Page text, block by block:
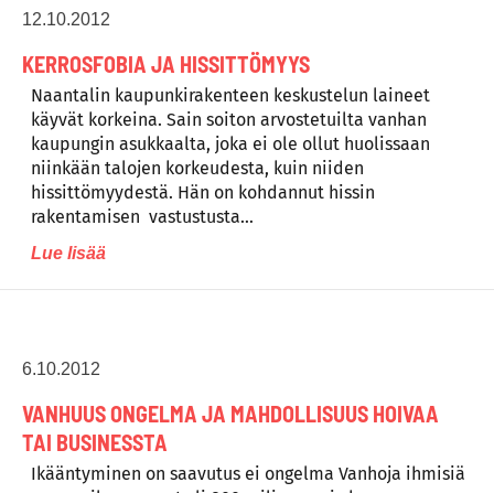
12.10.2012
KERROSFOBIA JA HISSITTÖMYYS
Naantalin kaupunkirakenteen keskustelun laineet
käyvät korkeina. Sain soiton arvostetuilta vanhan
kaupungin asukkaalta, joka ei ole ollut huolissaan
niinkään talojen korkeudesta, kuin niiden
hissittömyydestä. Hän on kohdannut hissin
rakentamisen vastustusta…
Lue lisää
6.10.2012
VANHUUS ONGELMA JA MAHDOLLISUUS HOIVAA
TAI BUSINESSTA
Ikääntyminen on saavutus ei ongelma Van­ho­ja ih­mi­siä